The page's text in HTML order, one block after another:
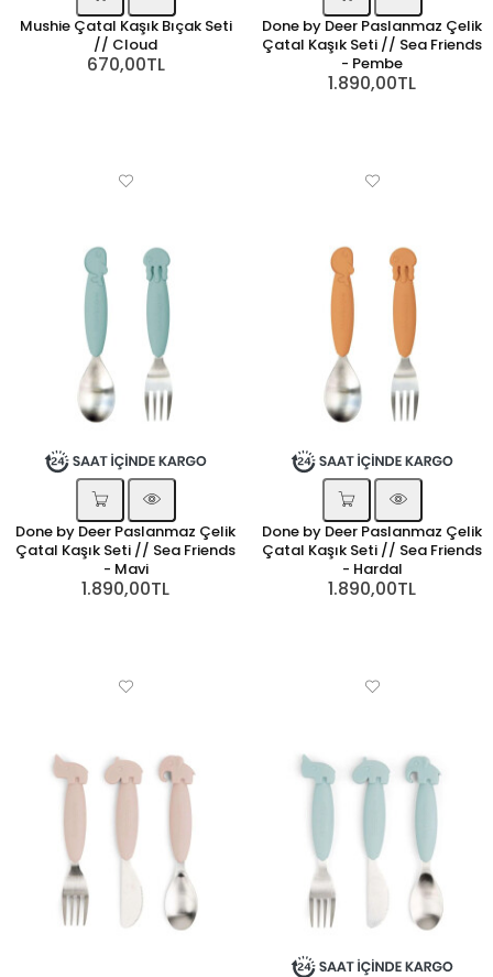
Mushie Çatal Kaşık Bıçak Seti
// Cloud
670,00TL
Done by Deer Paslanmaz Çelik
Çatal Kaşık Seti // Sea Friends
- Pembe
1.890,00TL
Done by Deer Paslanmaz Çelik
Çatal Kaşık Seti // Sea Friends
- Mavi
1.890,00TL
Done by Deer Paslanmaz Çelik
Çatal Kaşık Seti // Sea Friends
- Hardal
1.890,00TL